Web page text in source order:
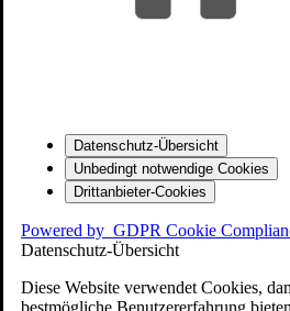
Datenschutz-Übersicht
Unbedingt notwendige Cookies
Drittanbieter-Cookies
Powered by GDPR Cookie
Datenschutz-Übersicht
Diese Website verwendet Cookies,